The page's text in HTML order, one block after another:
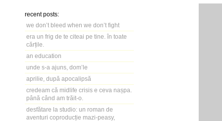
recent posts:
we don’t bleed when we don’t fight
era un frig de te citeai pe tine. în toate
cărțile.
an education
unde s-a ajuns, dom’le
aprilie, după apocalipsă
credeam că midlife crisis e ceva nașpa.
până când am trăit-o.
desfătare la studio: un roman de
aventuri coproducție mazi-peasy,